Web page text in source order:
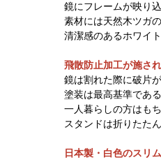
鏡にフレームが映り
素材には天然木ツガ
清潔感のあるホワイ
飛散防止加工が施さ
鏡は割れた際に破片
塗装は最高基準であ
一人暮らしの方はも
スタンドは折りたた
日本製・白色のスリ